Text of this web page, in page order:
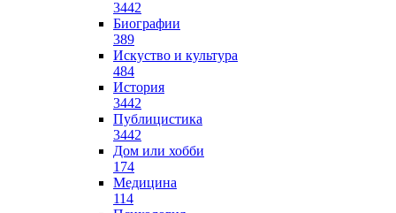
3442
Биографии
389
Искуство и культура
484
История
3442
Публицистика
3442
Дом или хобби
174
Медицина
114